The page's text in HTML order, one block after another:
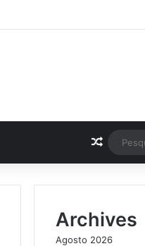
Artigo
Archives
Agosto 2026